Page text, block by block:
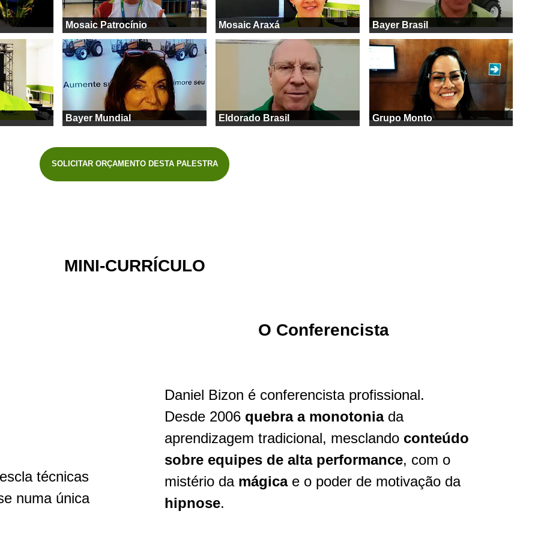
Mosaic Patrocínio Mosaic Araxá Bayer Brasil
Bayer Mundial Eldorado Brasil Grupo Monto
SOLICITAR ORÇAMENTO DESTA PALESTRA
MINI-CURRÍCULO
O Conferencista
Daniel Bizon é conferencista profissional.
Desde 2006 quebra a monotoniada
aprendizagem tradicional, mesclando conteúdo
sobre equipes de alta performance, com o
mistério da mágica e o poder de motivação da
hipnose.